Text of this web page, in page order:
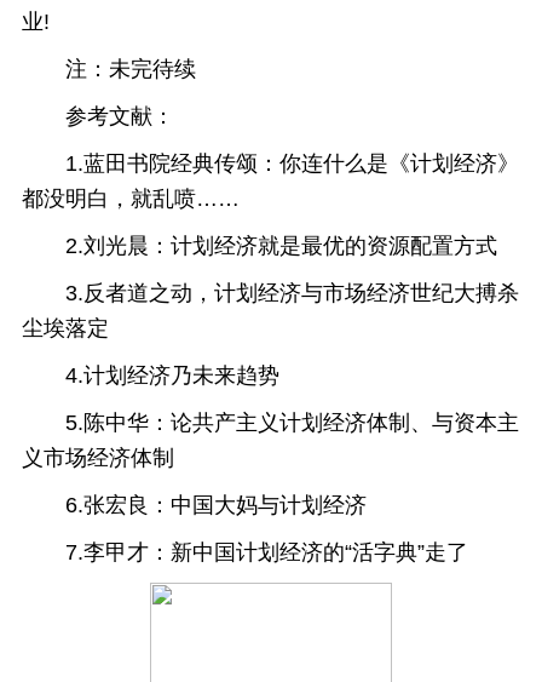
业!
注：未完待续
参考文献：
1.蓝田书院经典传颂：你连什么是《计划经济》
都没明白，就乱喷……
2.刘光晨：计划经济就是最优的资源配置方式
3.反者道之动，计划经济与市场经济世纪大搏杀
尘埃落定
4.计划经济乃未来趋势
5.陈中华：论共产主义计划经济体制、与资本主
义市场经济体制
6.张宏良：中国大妈与计划经济
7.李甲才：新中国计划经济的“活字典”走了